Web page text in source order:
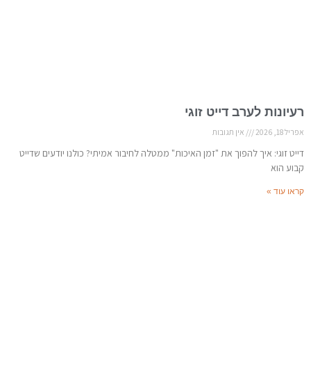
רעיונות לערב דייט זוגי
אפריל 18, 2026 אין תגובות
דייט זוגי: איך להפוך את "זמן האיכות" ממטלה לחיבור אמיתי? כולנו יודעים שדייט
קבוע הוא
קראו עוד »